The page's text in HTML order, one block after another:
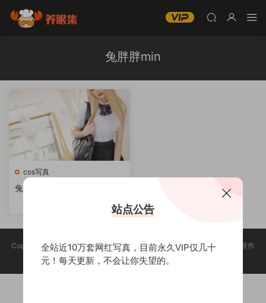
兔胖胖min
cos写真
兔胖胖min微博coser全部作
Copyright @ 2025 养眼集 版权声明:本站所有资源均收集于网络，版权归原作
者所有，如有侵权，请联系删除。
站点公告
全站近10万套网红写真，目前永久VIP仅几十
元！每天更新，不会让你失望的。